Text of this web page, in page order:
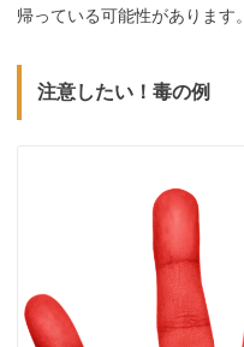
帰っている可能性があります。
注意したい！毒の例